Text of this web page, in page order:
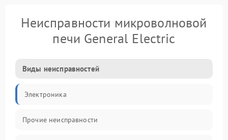
Неисправности микроволновой
печи General Electric
Виды неисправностей
Электроника
Прочие неисправности